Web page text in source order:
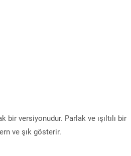
bir versiyonudur. Parlak ve ışıltılı bir
ve şık gösterir.